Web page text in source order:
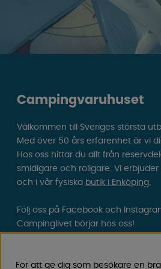
Campingvaruhuset
Välkommen till Sveriges största
Med över 50 års erfarenhet är vi
Hos oss hittar du allt från
smidigare och roligare. Vi
och i vår fysiska butik i Enköping.
Följ oss på Facebook och
Campinglivet börjar hos oss!
För att ge dig som besökare en